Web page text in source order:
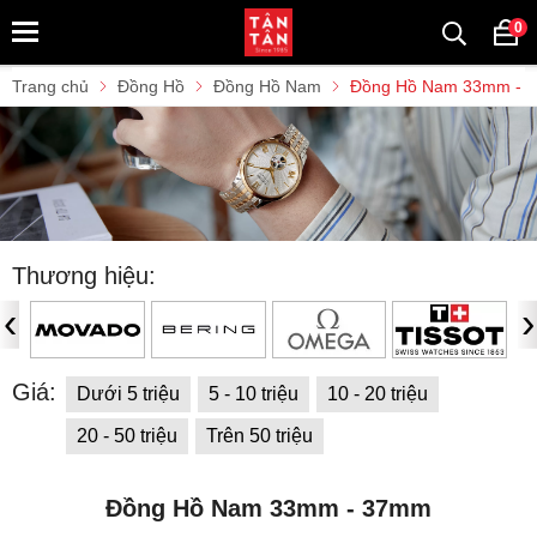
0
Trang chủ Đồng Hồ Đồng Hồ Nam Đồng Hồ Nam 33mm -
Thương hiệu:
‹ ›
Giá: Dưới 5 triệu 5 - 10 triệu 10 - 20 triệu
20 - 50 triệu Trên 50 triệu
Đồng Hồ Nam 33mm - 37mm